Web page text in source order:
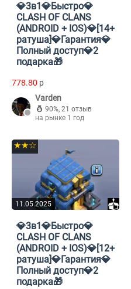
💎3в1💎Быстро💎
CLASH OF CLANS
(ANDROID + IOS)💎[14+
ратуша]💎Гарантия💎
Полный доступ💎2
подарка🎁
778.80 p
Varden
90%, 21 отзыв
на рынке 1 год
11.05.2025
★★☆
💎3в1💎Быстро💎
CLASH OF CLANS
(ANDROID + IOS)💎[12+
ратуша]💎Гарантия💎
Полный доступ💎2
подарка🎁